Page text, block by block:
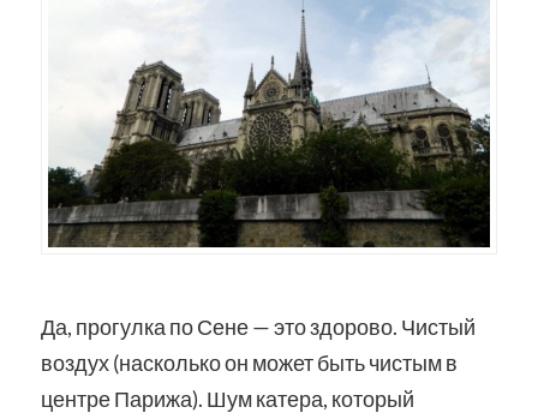
Да, прогулка по Сене — это здорово. Чистый
воздух (насколько он может быть чистым в
центре Парижа). Шум катера, который